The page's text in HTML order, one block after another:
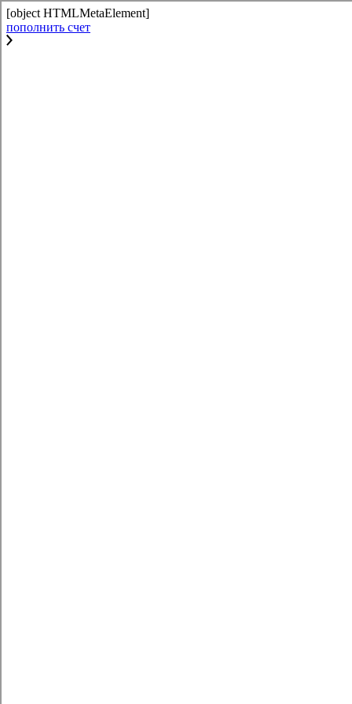
[object HTMLMetaElement]
пополнить счет